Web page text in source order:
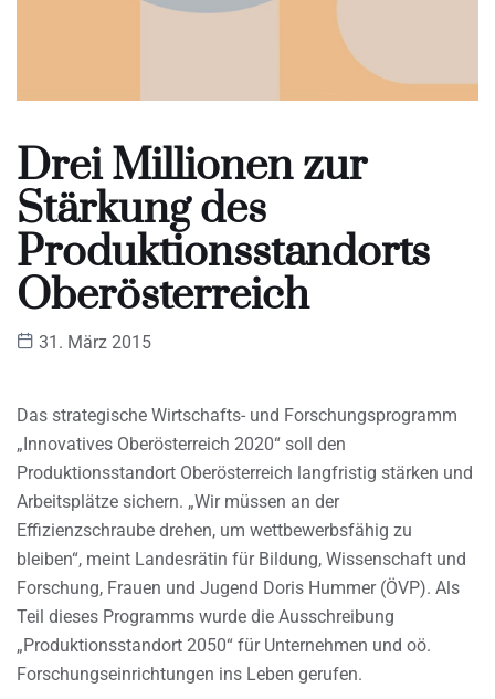
Drei Millionen zur
Stärkung des
Produktionsstandorts
Oberösterreich
31. März 2015
Das strategische Wirtschafts- und Forschungsprogramm
„Innovatives Oberösterreich 2020“ soll den
Produktionsstandort Oberösterreich langfristig stärken und
Arbeitsplätze sichern. „Wir müssen an der
Effizienzschraube drehen, um wettbewerbsfähig zu
bleiben“, meint Landesrätin für Bildung, Wissenschaft und
Forschung, Frauen und Jugend Doris Hummer (ÖVP). Als
Teil dieses Programms wurde die Ausschreibung
„Produktionsstandort 2050“ für Unternehmen und oö.
Forschungseinrichtungen ins Leben gerufen.